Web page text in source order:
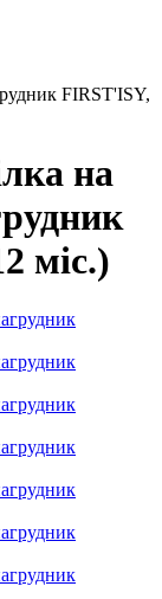
FIRST'ISY,
на
міс.)